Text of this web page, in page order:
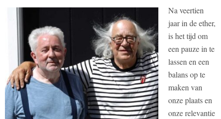
Na veertien
jaar in de ether,
is het tijd om
een pauze in te
lassen en een
balans op te
maken van
onze plaats en
onze relevantie